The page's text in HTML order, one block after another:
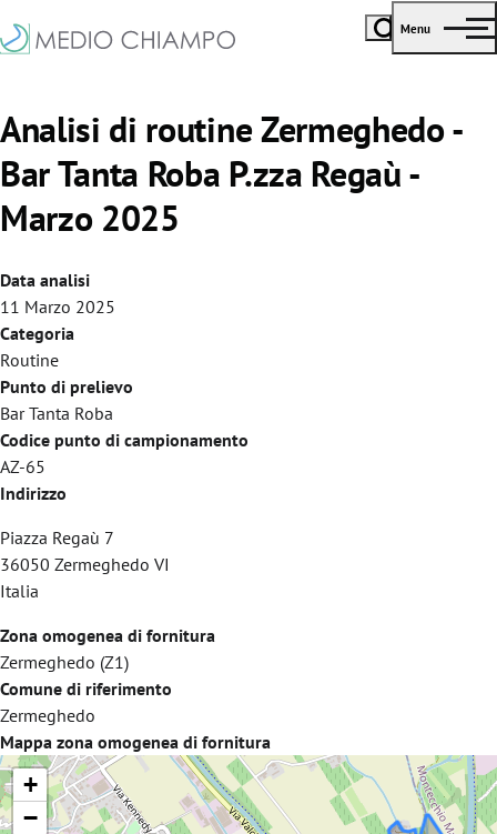
Menu
Analisi di routine Zermeghedo -
Bar Tanta Roba P.zza Regaù -
Marzo 2025
Data analisi
11 Marzo 2025
Categoria
Routine
Punto di prelievo
Bar Tanta Roba
Codice punto di campionamento
AZ-65
Indirizzo
Piazza Regaù 7
36050 Zermeghedo VI
Italia
Zona omogenea di fornitura
Zermeghedo (Z1)
Comune di riferimento
Zermeghedo
Mappa zona omogenea di fornitura
+
−